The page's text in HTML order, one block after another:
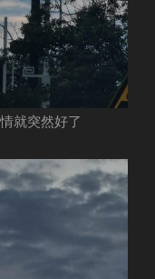
就突然好了